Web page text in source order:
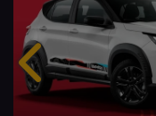
Anterior